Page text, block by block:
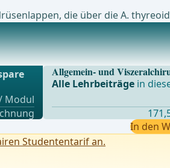
die über die A.
Modul
Allgemein- und
Alle Lehrbeiträgein
In den
Studententarif an.